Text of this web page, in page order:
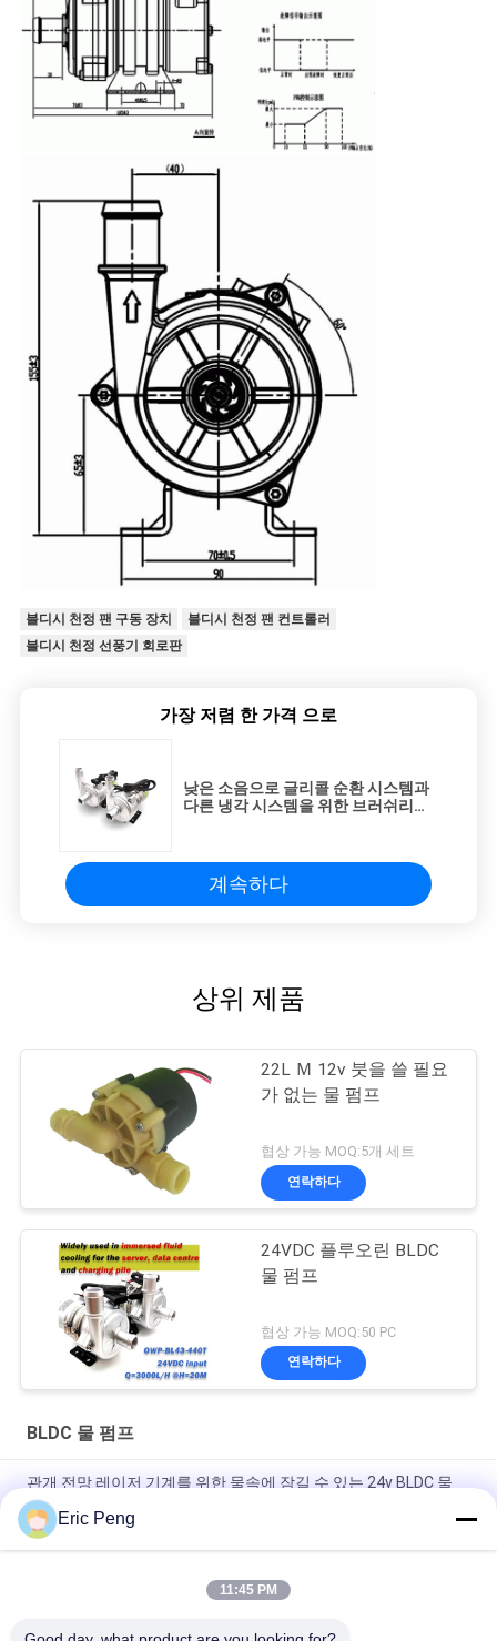
블디시 천정 팬 구동 장치
블디시 천정 팬 컨트롤러
블디시 천정 선풍기 회로판
가장 저렴 한 가격 으로
낮은 소음으로 글리콜 순환 시스템과
다른 냉각 시스템을 위한 브러쉬리스
계속하다
상위 제품
22L Ｍ 12v 붓을 쓸 필요
가 없는 물 펌프
협상 가능 MOQ:5개 세트
연락하다
24VDC 플루오린 BLDC
물 펌프
협상 가능 MOQ:50 PC
연락하다
BLDC 물 펌프
관개 전망 레이저 기계를 위한 물속에 잠길 수 있는 24v BLDC 물
펌프
자기력 전송과 20L 내지 30L Ｍ BLDC 물 펌프 12v
커피 머신을 위한 7L Ｍ 소형 식품 등급 작은 BLDC 물 펌프 12V
Eric Peng
11:45 PM